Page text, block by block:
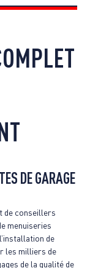
DE GARAGE
de conseillers
menuiseries
de
les milliers de
de la qualité de